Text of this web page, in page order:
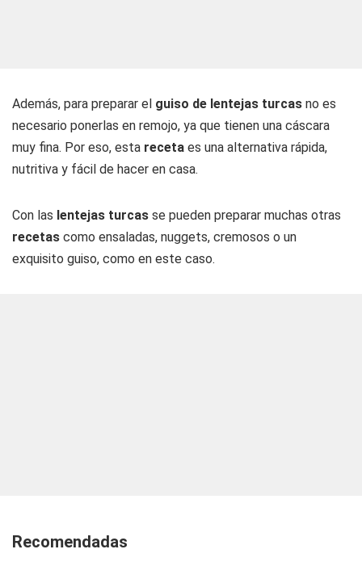
Además, para preparar el guiso de lentejas turcas no es
necesario ponerlas en remojo, ya que tienen una cáscara
muy fina. Por eso, esta receta es una alternativa rápida,
nutritiva y fácil de hacer en casa.
Con las lentejas turcas se pueden preparar muchas otras
recetas como ensaladas, nuggets, cremosos o un
exquisito guiso, como en este caso.
Recomendadas